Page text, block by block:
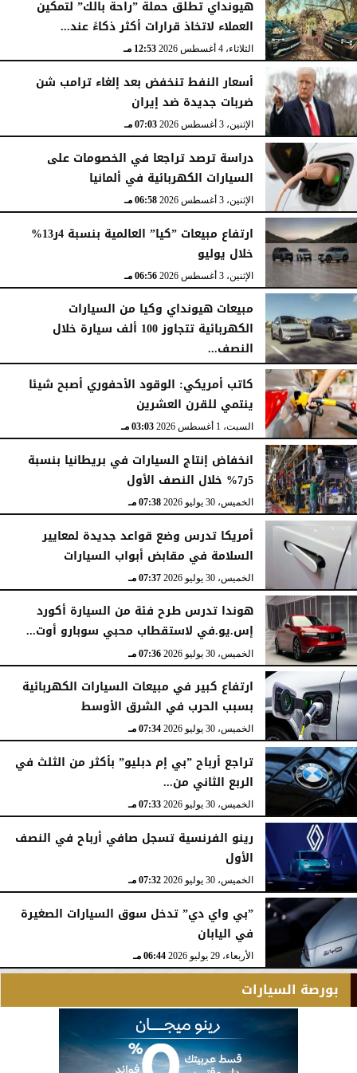
هيونداي تطلق حملة ”راحة بالك” لتمكين
العملاء لاتخاذ قرارات أكثر ذكاءً عند...
الثلاثاء، 4 أغسطس 2026 12:53 مـ
أسعار النفط تنخفض بعد إلغاء ترامب شن
ضربات جديدة ضد إيران
الإثنين، 3 أغسطس 2026 07:03 مـ
دراسة ترصد تراجعا في الخصومات على
السيارات الكهربائية في ألمانيا
الإثنين، 3 أغسطس 2026 06:58 مـ
ارتفاع مبيعات ”كيا” العالمية بنسبة 4ر13%
خلال يوليو
الإثنين، 3 أغسطس 2026 06:56 مـ
مبيعات هيونداي وكيا من السيارات
الكهربائية تتجاوز 100 ألف سيارة خلال
النصف...
الأحد، 2 أغسطس 2026 06:17 مـ
كاتب أمريكي: الوقود الأحفوري أصبح شيئا
ينتمي للقرن العشرين
السبت، 1 أغسطس 2026 03:03 مـ
انخفاض إنتاج السيارات في بريطانيا بنسبة
5ر7% خلال النصف الأول
الخميس، 30 يوليو 2026 07:38 مـ
أمريكا تدرس وضع قواعد جديدة لمعايير
السلامة في مقابض أبواب السيارات
الخميس، 30 يوليو 2026 07:37 مـ
هوندا تدرس طرح فئة من السيارة أكورد
إس.يو.في لاستقطاب محبي سوبارو أوت...
الخميس، 30 يوليو 2026 07:36 مـ
ارتفاع كبير في مبيعات السيارات الكهربائية
بسبب الحرب في الشرق الأوسط
الخميس، 30 يوليو 2026 07:34 مـ
تراجع أرباح ”بي إم دبليو” بأكثر من الثلث في
الربع الثاني من...
الخميس، 30 يوليو 2026 07:33 مـ
رينو الفرنسية تسجل صافي أرباح في النصف
الأول
الخميس، 30 يوليو 2026 07:32 مـ
”بي واي دي” تدخل سوق السيارات الصغيرة
في اليابان
الأربعاء، 29 يوليو 2026 06:44 مـ
بورصة السيارات